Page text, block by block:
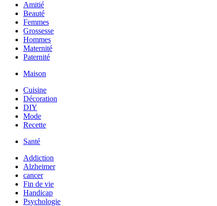
Amitié
Beauté
Femmes
Grossesse
Hommes
Maternité
Paternité
Maison
Cuisine
Décoration
DIY
Mode
Recette
Santé
Addiction
Alzheimer
cancer
Fin de vie
Handicap
Psychologie